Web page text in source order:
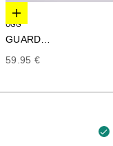
Elige opciones
UGG
GUARD 2.0
Precio de oferta
59.95 €